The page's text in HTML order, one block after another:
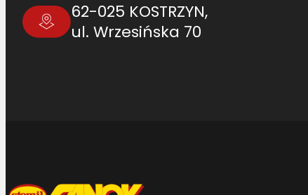
62-025 KOSTRZYN,
ul. Wrzesińska 70